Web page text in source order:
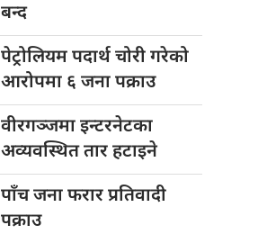
बन्द
पेट्रोलियम पदार्थचोरी गरेको
आरोपमा ६ जना पक्राउ
वीरगञ्जमा इन्टरनेटका
अव्यवस्थित तार हटाइने
पाँच जनाफरार प्रतिवादी
पक्राउ